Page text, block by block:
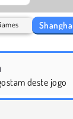
deste jogo